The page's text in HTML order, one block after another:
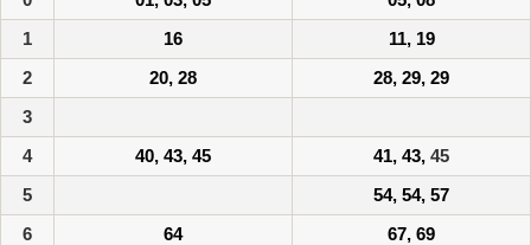
1
16
11, 19
2
20, 28
28, 29, 29
3
4
40, 43, 45 41, 43, 45
5
54, 54, 57
6
64
67, 69